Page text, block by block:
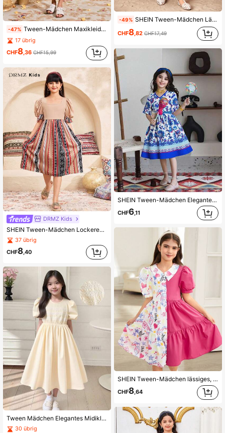
-47% Tween-Mädchen Maxikleid mit Blumendruck, V-Ausschnitt, Laternenärmeln und tailliertem Schnitt
17 übrig
CHF8,36 CHF15,99
DRMZ Kids
SHEIN Tween-Mädchen Lockeres, lässiges, einfaches, bequemes Patchwork-Kleid mit Kontrastfarbenmuster und Fransendekor
37 übrig
CHF8 ,40
Tween Mädchen Elegantes Midikleid mit Rundhalsausschnitt, Rüschen, kurzen Ärmeln, hoher Taille, lockerer, einfarbiger Spitzensaum
30 übrig
-49% SHEIN Tween-Mädchen Lässig Blume Muster V-Ausschnitt Puff Langarm Smock Taille Schwung Gewebe Kleid für Urlaub
CHF8,82 CHF17,49
SHEIN Tween-Mädchen Elegantes High-End Urlaubskleid
CHF6,11
SHEIN Tween-Mädchen lässiges, legeres, minimalistisches, bequemes Polokleid mit Cartoon Muster, Patchwork, Rüschen am Saum und kurzen Ärmeln
CHF8,64